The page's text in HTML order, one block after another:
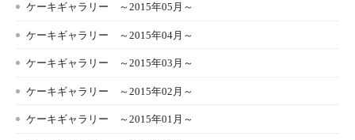
ケーキギャラリー ～2015年05月～
ケーキギャラリー ～2015年04月～
ケーキギャラリー ～2015年03月～
ケーキギャラリー ～2015年02月～
ケーキギャラリー ～2015年01月～